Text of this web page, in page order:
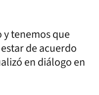
y tenemos que
de acuerdo
en diálogo en